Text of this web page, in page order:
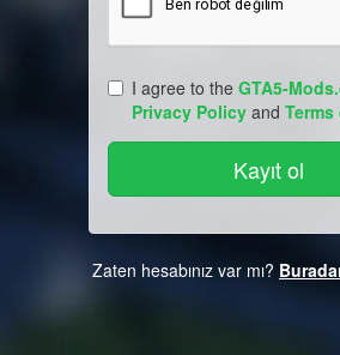
I agree to the GTA5-
Privacy Policy and
Zaten hesabınız var mı?